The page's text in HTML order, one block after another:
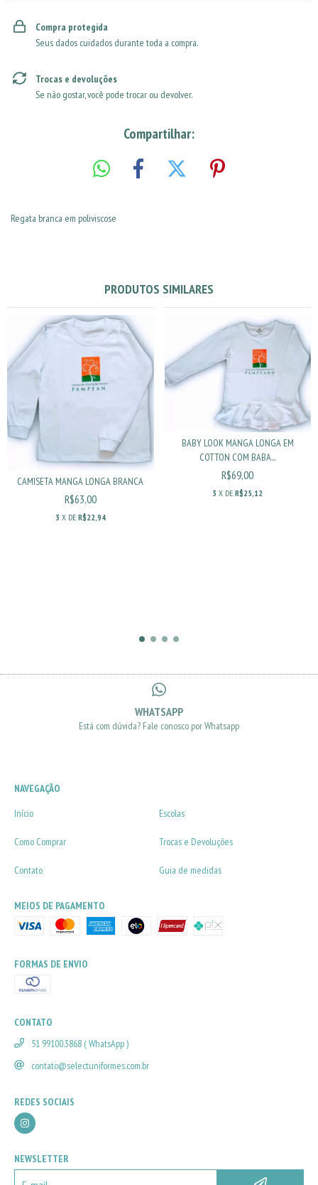
Compra protegida
Seus dados cuidados durante toda a compra.
Trocas e devoluções
Se não gostar, você pode trocar ou devolver.
Compartilhar:
Regata branca em poliviscose
PRODUTOS SIMILARES
CAMISETA MANGA LONGA BRANCA
R$63,00
3 X DE R$22,94
BABY LOOK MANGA LONGA EM
COTTON COM BABA...
R$69,00
3 X DER$25,12
WHATSAPP
Está com dúvida? Fale conosco por Whatsapp
NAVEGAÇÃO
Início
Escolas
Como Comprar Trocas e Devoluções
Contato Guia de medidas
MEIOS DE PAGAMENTO
FORMAS DE ENVIO
CONTATO
51 99100.3868 ( WhatsApp )
contato@selectuniformes.com.br
REDES SOCIAIS
NEWSLETTER